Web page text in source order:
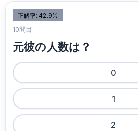
正解率: 42.9%
10問目:
元彼の人数は？
0
1
2